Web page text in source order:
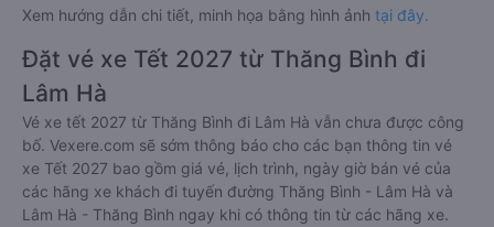
Xem hướng dẫn chi tiết, minh họa bằng hình ảnh tại đây.
Đặt vé xe Tết 2027 từ Thăng Bình đi
Lâm Hà
Vé xe tết 2027 từ Thăng Bình đi Lâm Hà vẫn chưa được công
bố. Vexere.com sẽ sớm thông báo cho các bạn thông tin vé
xe Tết 2027 bao gồm giá vé, lịch trình, ngày giờ bán vé của
các hãng xe khách đi tuyến đường Thăng Bình - Lâm Hà và
Lâm Hà - Thăng Bình ngay khi có thông tin từ các hãng xe.